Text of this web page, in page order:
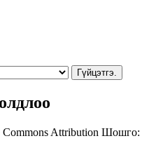
Гүйцэтгэ.
Commons Attribution Шошго: